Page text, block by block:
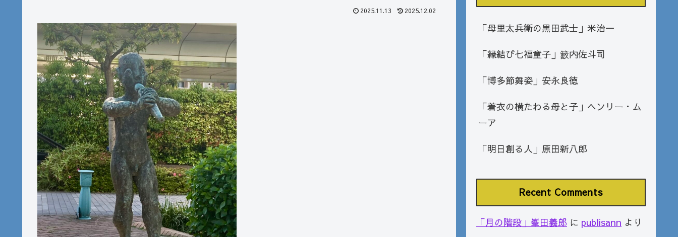
2025.11.13 2025.12.02
「母里太兵衛の黒田武士」米治一
「縁結び七福童子」籔内佐斗司
「博多節舞姿」安永良徳
「着衣の横たわる母と子」ヘンリー・ム
ーア
「明日創る人」原田新八郎
Recent Comments
「月の階段」峯田義郎 に publisann より